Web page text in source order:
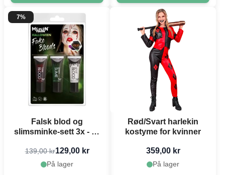
7%
Falsk blod og
slimsminke-sett 3x - 10
139,00 kr129,00 kr
På lager
Rød/Svart harlekin
kostyme for kvinner
359,00 kr
På lager